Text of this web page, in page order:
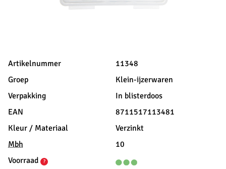
Artikelnummer
11348
Groep
Klein-ijzerwaren
Verpakking
In blisterdoos
EAN
8711517113481
Kleur / Materiaal
Verzinkt
Mbh
10
Voorraad
?